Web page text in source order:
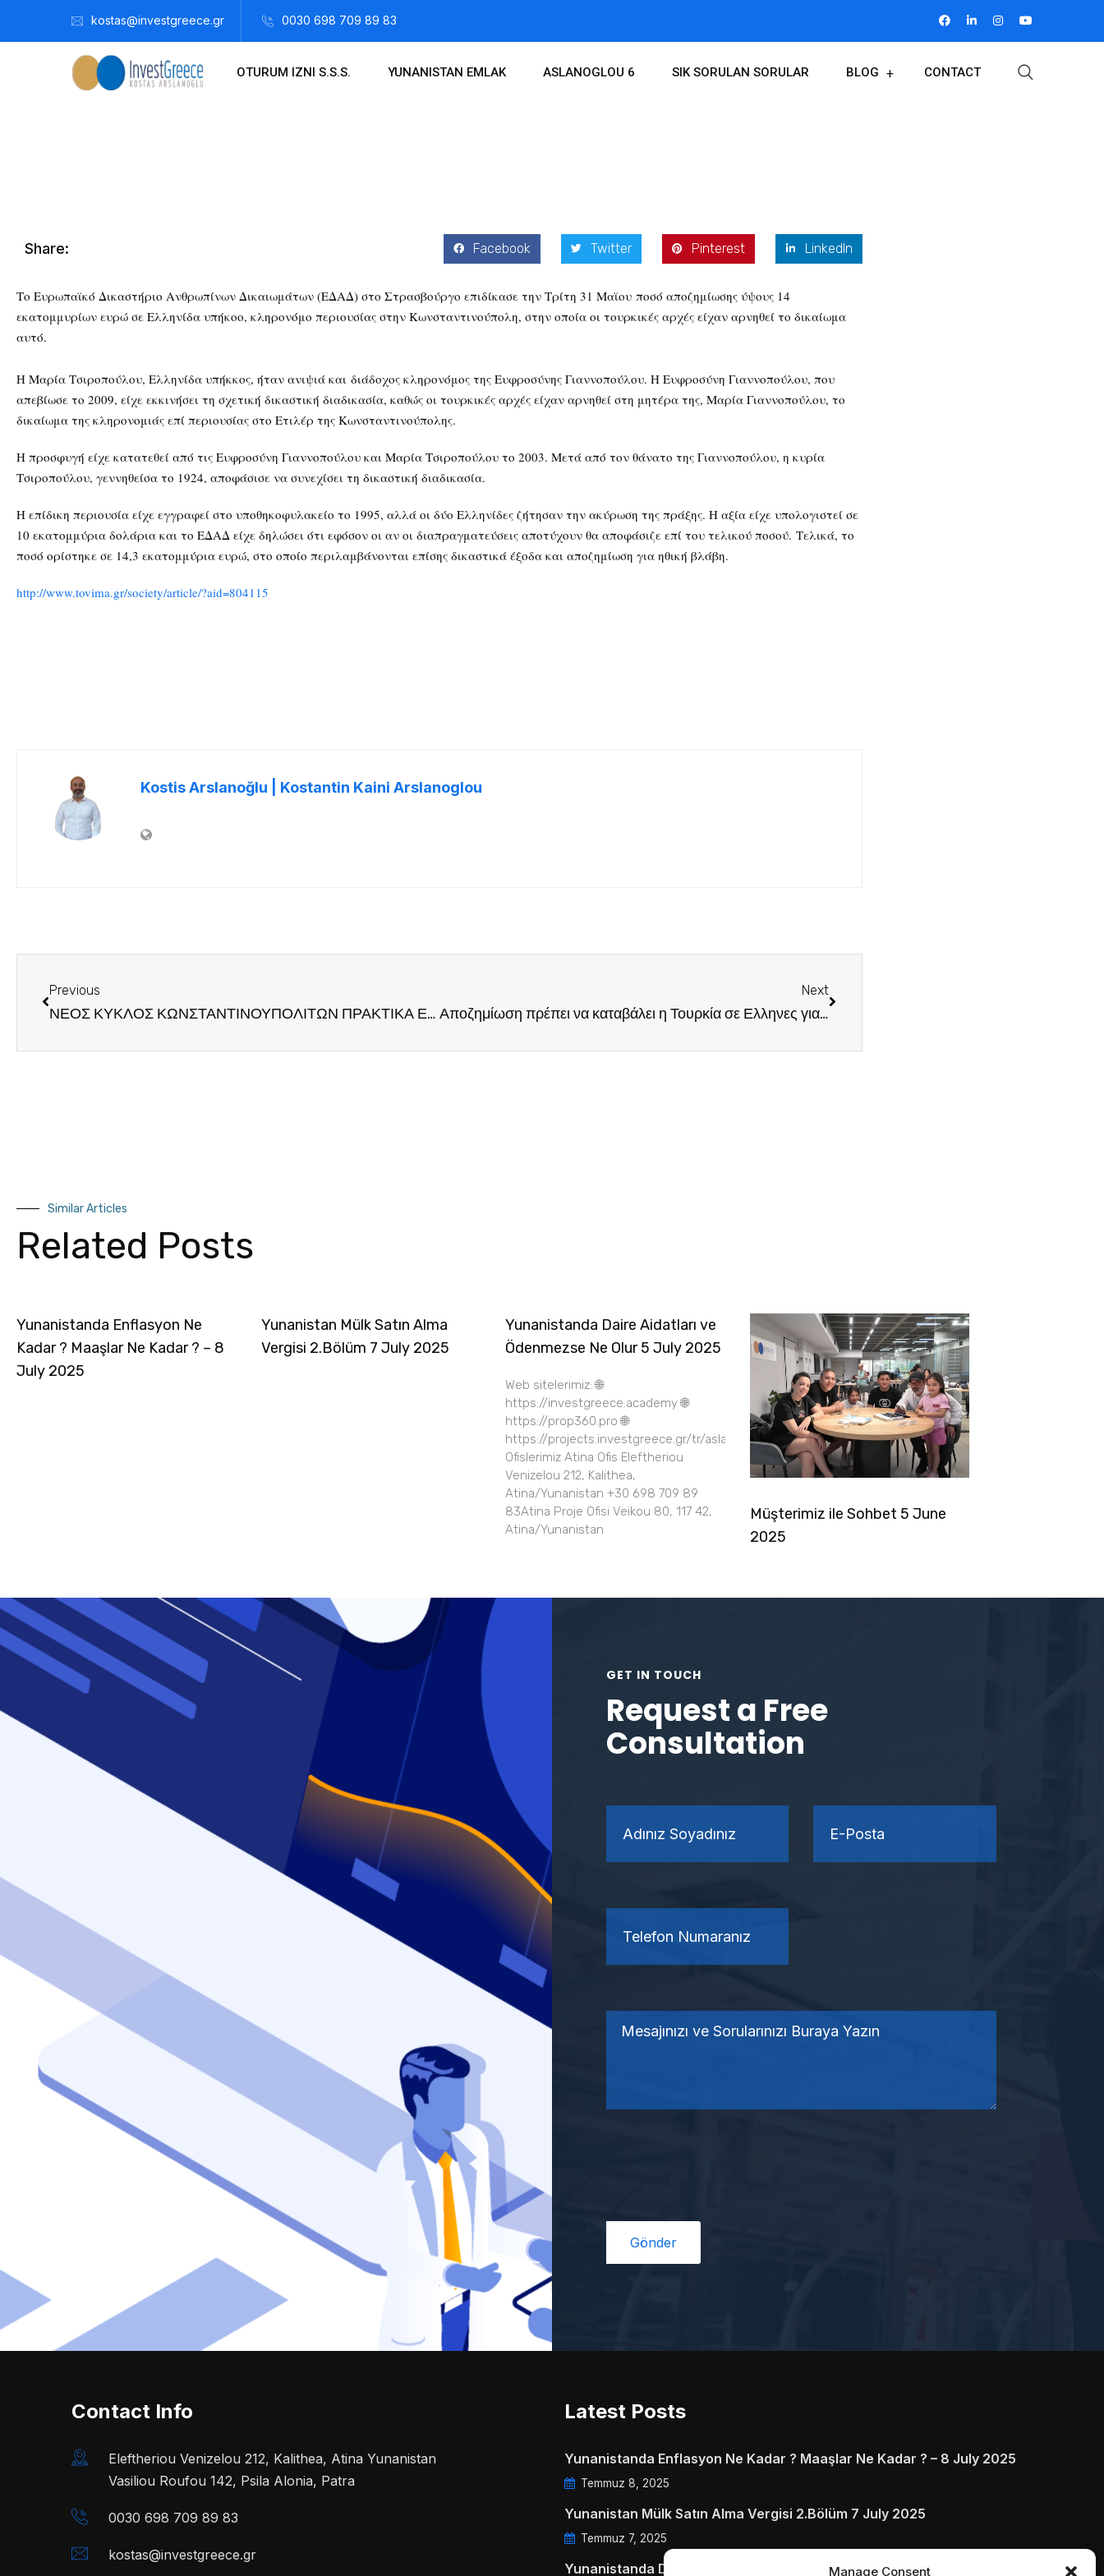
Manage Consent
kostas@investgreece.gr 0030 698 709 89 83
OTURUM IZNI S.S.S. YUNANISTAN EMLAK ASLANOGLOU 6 SIK SORULAN SORULAR BLOG CONTACT
Share: Facebook Twitter Pinterest LinkedIn
Το Ευρωπαϊκό Δικαστήριο Ανθρωπίνων Δικαιωμάτων (ΕΔΑΔ) στο Στρασβούργο επιδίκασε την Τρίτη 31 Μαϊου ποσό αποζημίωσης ύψους 14
εκατομμυρίων ευρώ σε Ελληνίδα υπήκοο, κληρονόμο περιουσίας στην Κωνσταντινούπολη, στην οποία οι τουρκικές αρχές είχαν αρνηθεί το δικαίωμα
αυτό.
Η Μαρία Τσιροπούλου, Ελληνίδα υπήκκος, ήταν ανιψιά και διάδοχος κληρονόμος της Ευφροσύνης Γιαννοπούλου. Η Ευφροσύνη Γιαννοπούλου, που
απεβίωσε το 2009, είχε εκκινήσει τη σχετική δικαστική διαδικασία, καθώς οι τουρκικές αρχές είχαν αρνηθεί στη μητέρα της, Μαρία Γιαννοπούλου, το
δικαίωμα της κληρονομιάς επί περιουσίας στο Ετιλέρ της Κωνσταντινούπολης.
Η προσφυγή είχε κατατεθεί από τις Ευφροσύνη Γιαννοπούλου και Μαρία Τσιροπούλου το 2003. Μετά από τον θάνατο της Γιαννοπούλου, η κυρία
Τσιροπούλου, γεννηθείσα το 1924, αποφάσισε να συνεχίσει τη δικαστική διαδικασία.
Η επίδικη περιουσία είχε εγγραφεί στο υποθηκοφυλακείο το 1995, αλλά οι δύο Ελληνίδες ζήτησαν την ακύρωση της πράξης. Η αξία είχε υπολογιστεί σε
10 εκατομμύρια δολάρια και το ΕΔΑΔ είχε δηλώσει ότι εφόσον οι αν οι διαπραγματεύσεις αποτύχουν θα αποφάσιζε επί του τελικού ποσού. Τελικά, το
ποσό ορίστηκε σε 14,3 εκατομμύρια ευρώ, στο οποίο περιλαμβάνονται επίσης δικαστικά έξοδα και αποζημίωση για ηθική βλάβη.
http://www.tovima.gr/society/article/?aid=804115
Kostis Arslanoğlu | Kostantin Kaini Arslanoglou
Previous
ΝΕΟΣ ΚΥΚΛΟΣ ΚΩΝΣΤΑΝΤΙΝΟΥΠΟΛΙΤΩΝ ΠΡΑΚΤΙΚΑ ΕΚΔΗΛΩΣΗΣ
Next
Αποζημίωση πρέπει να καταβάλει η Τουρκία σε Ελληνες για περιουσίες στην Κωνσταντινούπολη
Similar Articles
Related Posts
Yunanistanda Enflasyon Ne
Kadar ? Maaşlar Ne Kadar ? – 8
July 2025
Yunanistan Mülk Satın Alma
Vergisi 2.Bölüm 7 July 2025
Yunanistanda Daire Aidatları ve
Ödenmezse Ne Olur 5 July 2025
Web sitelerimiz: 🌐
https://investgreece.academy 🌐
https://prop360.pro 🌐
https://projects.investgreece.gr/tr/aslanoglou6
Ofislerimiz Atina Ofis Eleftheriou
Venizelou 212, Kalithea,
Atina/Yunanistan +30 698 709 89
83Atina Proje Ofisi Veikou 80, 117 42,
Atina/Yunanistan
Müşterimiz ile Sohbet 5 June
2025
GET IN TOUCH
Request a Free
Consultation
Contact Info
Eleftheriou Venizelou 212, Kalithea, Atina Yunanistan
Vasiliou Roufou 142, Psila Alonia, Patra
0030 698 709 89 83
kostas@investgreece.gr
Latest Posts
Yunanistanda Enflasyon Ne Kadar ? Maaşlar Ne Kadar ? – 8 July 2025
Temmuz 8, 2025
Yunanistan Mülk Satın Alma Vergisi 2.Bölüm 7 July 2025
Temmuz 7, 2025
Yunanistanda Daire Aidatları ve Ödenmezse Ne Olur 5 July 2025